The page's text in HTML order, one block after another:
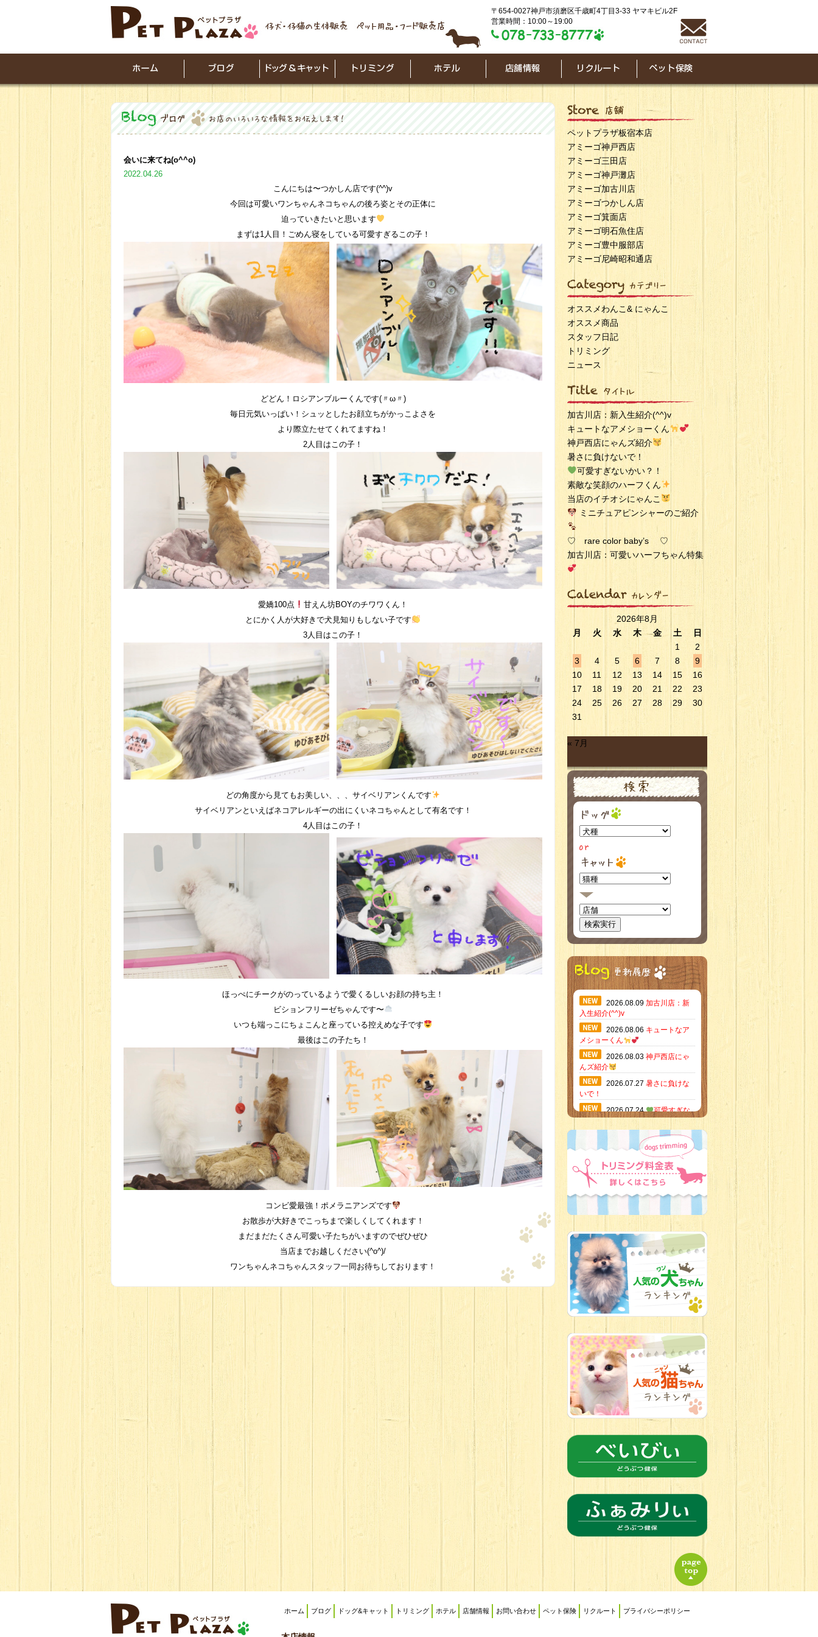
〒654-0027神戸市須磨区千歳町4丁目3-33 ヤマキビル2F
営業時間：10:00～19:00
会いに来てね(o^^o)
2022.04.26
こんにちは〜つかしん店です(^^)v
今回は可愛いワンちゃんネコちゃんの後ろ姿とその正体に
迫っていきたいと思います
まずは1人目！ごめん寝をしている可愛すぎるこの子！
どどん！ロシアンブルーくんです(〃ω〃)
毎日元気いっぱい！シュッとしたお顔立ちがかっこよさを
より際立たせてくれてますね！
2人目はこの子！
愛嬌100点
甘えん坊BOYのチワワくん！
とにかく人が大好きで犬見知りもしない子です
3人目はこの子！
どの角度から見てもお美しい、、、サイベリアンくんです
サイベリアンといえばネコアレルギーの出にくいネコちゃんとして有名です！
4人目はこの子！
ほっぺにチークがのっているようで愛くるしいお顔の持ち主！
ビションフリーゼちゃんです〜
いつも端っこにちょこんと座っている控えめな子です
最後はこの子たち！
コンビ愛最強！ポメラニアンズです
お散歩が大好きでこっちまで楽しくしてくれます！
まだまだたくさん可愛い子たちがいますのでぜひぜひ
当店までお越しください(^o^)/
ワンちゃんネコちゃんスタッフ一同お待ちしております！
ペットプラザ板宿本店
アミーゴ神戸西店
アミーゴ三田店
アミーゴ神戸灘店
アミーゴ加古川店
アミーゴつかしん店
アミーゴ箕面店
アミーゴ明石魚住店
アミーゴ豊中服部店
アミーゴ尼崎昭和通店
オススメわんこ& にゃんこ
オススメ商品
スタッフ日記
トリミング
ニュース
加古川店：新入生紹介(^^)v
キュートなアメショーくん
神戸西店にゃんズ紹介
暑さに負けないで！
可愛すぎないかい？！
素敵な笑顔のハーフくん
当店のイチオシにゃんこ
ミニチュアピンシャーのご紹介
♡ rare color baby’s ♡
加古川店：可愛いハーフちゃん特集
2026年8月
月
火 水 木 金 土
日
1
2
3
4 5 6 7 8
9
10
11 12 13 14 15
16
17
18 19 20 21 22
23
24
25 26 27 28 29
30
31
« 7月
2026.08.09 加古川店：新
入生紹介(^^)v
2026.08.06 キュートなア
メショーくん
2026.08.03 神戸西店にゃ
んズ紹介
2026.07.27 暑さに負けな
いで！
2026.07.24
可愛すぎな
素敵な笑顔の
ハーフくん
2026.07.18当店のイチオ
シにゃんこ
2026.07.12♡ rare color
2026.07.09加古川店：可
愛いハーフちゃん特集
2026.07.06 新入生紹介
2026.07.03ちびっこワン
コ
ダラダラな猫
スタッフ
2026.06.27 新入生
2026.06.24
人懐っこすぎ
なわんちゃんず
ホーム ブログ ドッグ&キャット トリミング ホテル 店舗情報 お問い合わせ ペット保険 リクルート プライバシーポリシー